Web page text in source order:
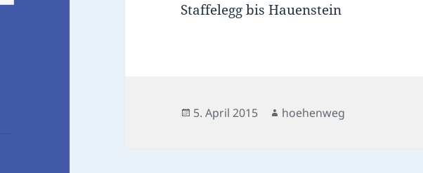
Staffelegg bis Hauenstein
Veröffentlicht
5. April 2015 Autor
hoehenweg